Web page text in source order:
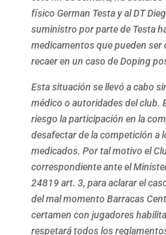
físico German Testa y al DT
suministro por parte de Testa
medicamentos que pueden
recaer en un caso de Doping
Esta situación se llevó a cabo
médico o autoridades del club.
riesgo la participación en la
desafectar de la competición a
medicados. Por tal motivo el
correspondiente ante el
24819 art. 3, para aclarar el
del mal momento Barracas
certamen con jugadores
respetará todos los